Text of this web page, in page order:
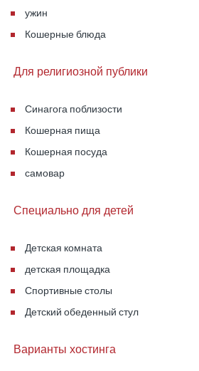
ужин
Кошерные блюда
Для религиозной публики
Синагога поблизости
Кошерная пища
Кошерная посуда
самовар
Специально для детей
Детская комната
детская площадка
Спортивные столы
Детский обеденный стул
Варианты хостинга